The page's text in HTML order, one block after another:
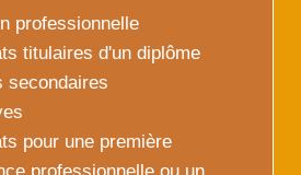
professionnelle
titulaires d'un diplôme
secondaires
pour une première